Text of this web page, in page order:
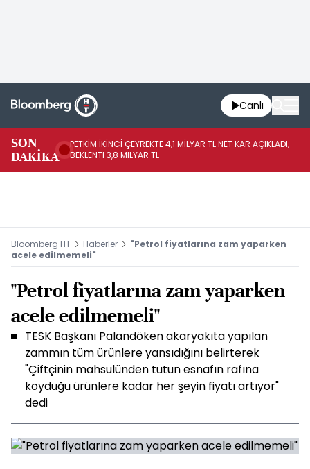
Canlı
SON
DAKİKA
PETKİM İKİNCİ ÇEYREKTE 4,1 MİLYAR TL NET KAR AÇIKLADI,
BEKLENTİ 3,8 MİLYAR TL
Bloomberg HT Haberler
"Petrol fiyatlarına zam yaparken
acele edilmemeli"
"Petrol fiyatlarına zam yaparken
acele edilmemeli"
TESK Başkanı Palandöken akaryakıta yapılan
zammın tüm ürünlere yansıdığını belirterek
"Çiftçinin mahsulünden tutun esnafın rafına
koyduğu ürünlere kadar her şeyin fiyatı artıyor"
dedi